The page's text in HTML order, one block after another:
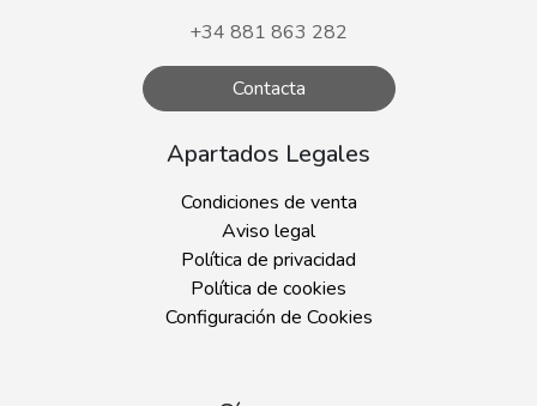
+34 881 863 282
Contacta
Apartados Legales
Condiciones de venta
Aviso legal
Política de privacidad
Política de cookies
Configuración de Cookies